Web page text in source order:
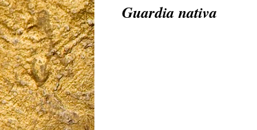
Guardia nativa